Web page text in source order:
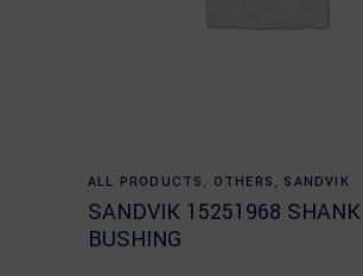
Read more
ALL PRODUCTS , OTHERS , SANDVIK
SANDVIK 15251968 SHANK
BUSHING